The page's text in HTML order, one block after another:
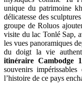
Achetez
des
souvenirs
avant
de
terminer
l'itinéraire
Cambodge
7